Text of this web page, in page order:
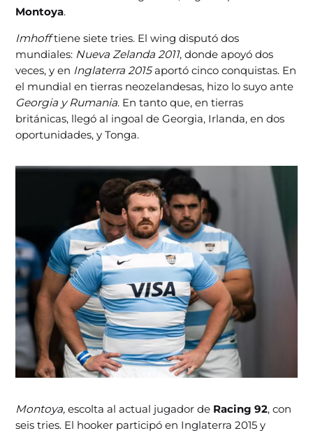
Montoya.
Imhofftiene siete tries. El wing disputó dos
mundiales: Nueva Zelanda 2011, donde apoyó dos
veces, y en Inglaterra 2015aportó cinco conquistas. En
el mundial en tierras neozelandesas, hizo lo suyo ante
Georgia y Rumania. En tanto que, en tierras
británicas, llegó al ingoal de Georgia, Irlanda, en dos
oportunidades, y Tonga.
Montoya, escolta al actual jugador de Racing 92, con
seis tries. El hooker participó en Inglaterra 2015 y